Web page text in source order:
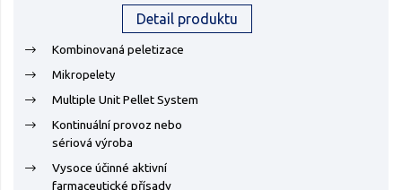
Detail produktu
Kombinovaná peletizace
Mikropelety
Multiple Unit Pellet System
Kontinuální provoz nebo
sériová výroba
Vysoce účinné aktivní
farmaceutické přísady